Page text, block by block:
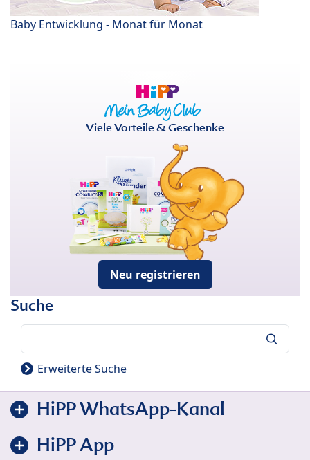
Baby Entwicklung - Monat für Monat
Viele Vorteile & Geschenke
Neu registrieren
Suche
Erweiterte Suche
HiPP WhatsApp-Kanal
HiPP App